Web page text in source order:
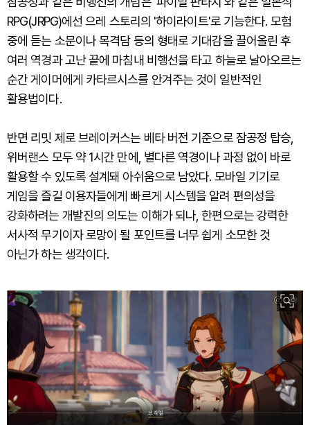
RPG(JRPG)에선 으레 스토리의 '하이라이트'로 기능한다. 모험
중에 듣는 소문이나 목격담 등의 형태로 기대감을 끌어올린 후
여러 역경과 고난 끝에 마침내 비행선을 타고 하늘로 날아오르는
순간 게이머에게 카타르시스를 안겨주는 것이 일반적인
활용법이다.
반면 리밋 제로 브레이커스는 베타 버전 기준으로 잠공정 탑승,
위버랜스 모두 약 1시간 만에, 별다른 역경이나 과정 없이 바로
활용할 수 있도록 설계돼 아쉬움으로 남았다. 모바일 기기로
게임을 즐길 이용자들에게 빠르게 시스템을 알려 편의성을
강화하려는 개발진의 의도는 이해가 되나, 한편으로는 강력한
서사적 무기이자 로망이 될 포인트를 너무 쉽게 소모한 것
아닌가 하는 생각이다.